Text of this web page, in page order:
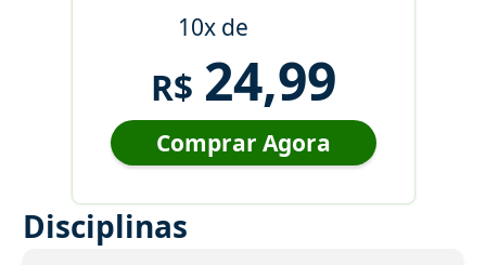
10x de
R$ 24,99
Comprar Agora
Disciplinas